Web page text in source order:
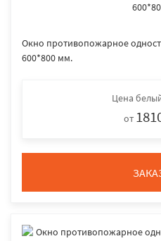
Окно противопожарное
600*800 мм.
Цена
от